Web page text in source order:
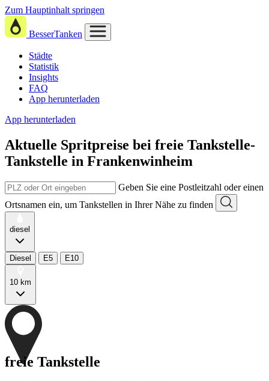
Zum Hauptinhalt springen
BesserTanken
Städte
Statistik
Insights
FAQ
App herunterladen
App herunterladen
Aktuelle Spritpreise bei freie Tankstelle-
Tankstelle in Frankenwinheim
Geben Sie eine Postleitzahl oder einen
Ortsnamen ein, um Tankstellen in Ihrer Nähe zu finden
diesel
Diesel E5 E10
10 km
freie Tankstelle